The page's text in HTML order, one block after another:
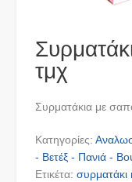
τμχ
Συρματάκια με
Κατηγορίες:
- Βετέξ - Πανιά -
Ετικέτα: συρματάκι